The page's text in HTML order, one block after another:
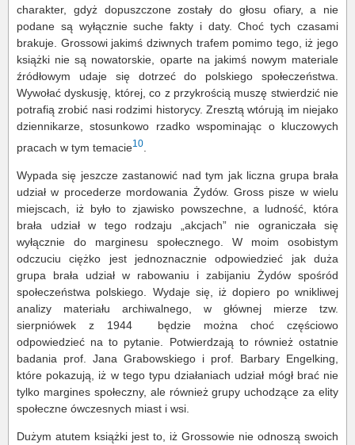
charakter, gdyż dopuszczone zostały do głosu ofiary, a nie
podane są wyłącznie suche fakty i daty. Choć tych czasami
brakuje. Grossowi jakimś dziwnych trafem pomimo tego, iż jego
książki nie są nowatorskie, oparte na jakimś nowym materiale
źródłowym udaje się dotrzeć do polskiego społeczeństwa.
Wywołać dyskusję, której, co z przykrością muszę stwierdzić nie
potrafią zrobić nasi rodzimi historycy. Zresztą wtórują im niejako
dziennikarze, stosunkowo rzadko wspominając o kluczowych
pracach w tym temacie10
Wypada się jeszcze zastanowić nad tym jak liczna grupa brała
udział w procederze mordowania Żydów. Gross pisze w wielu
miejscach, iż było to zjawisko powszechne, a ludność, która
brała udział w tego rodzaju „akcjach” nie ograniczała się
wyłącznie do marginesu społecznego. W moim osobistym
odczuciu ciężko jest jednoznacznie odpowiedzieć jak duża
grupa brała udział w rabowaniu i zabijaniu Żydów spośród
społeczeństwa polskiego. Wydaje się, iż dopiero po wnikliwej
analizy materiału archiwalnego, w głównej mierze tzw.
sierpniówek z 1944 będzie można choć częściowo
odpowiedzieć na to pytanie. Potwierdzają to również ostatnie
badania prof. Jana Grabowskiego i prof. Barbary Engelking,
które pokazują, iż w tego typu działaniach udział mógł brać nie
tylko margines społeczny, ale również grupy uchodzące za elity
społeczne ówczesnych miast i wsi.
Dużym atutem książki jest to, iż Grossowie nie odnoszą swoich